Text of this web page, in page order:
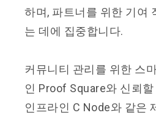
하며, 파트너를 위한 기여
는 데에 집중합니다.
커뮤니티 관리를 위한 스
인 Proof Square와 신뢰
인프라인 C Node와 같은